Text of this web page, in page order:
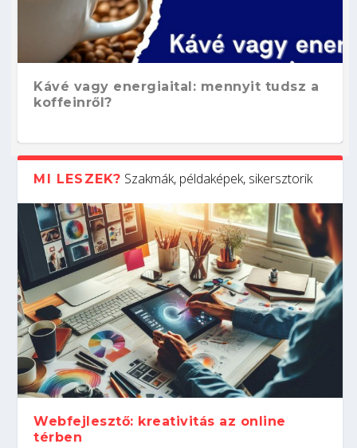
Kávé vagy energiaital: mennyit tudsz a
koffeinről?
Hogyan készíts ATS-barát önéletrajzot?
Így növelheted az esélyedet az
állásinterjúra...
Kitalálod, mire használják ezeket a
gépeket?
Nem sikerült az egyetemi felvételi?
Tanulj szakmát!
Szoftverfejlesztő: verseny kódban –
amikor néhány sor program dönti el a
világversenyt...
MI LESZEK? Szakmák, példaképek, sikersztorik
Webfejlesztő: kreativitás az online
térben